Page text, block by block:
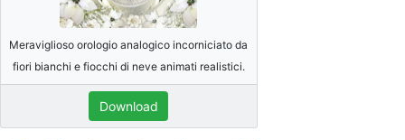
Meraviglioso orologio analogico incorniciato da
fiori bianchi e fiocchi di neve animati realistici.
Download